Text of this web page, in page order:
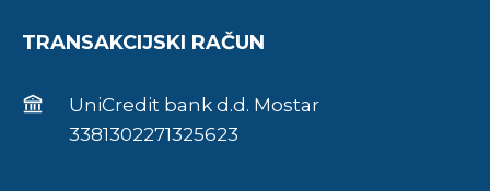
TRANSAKCIJSKI RAČUN
UniCredit bank d.d. Mostar
3381302271325623